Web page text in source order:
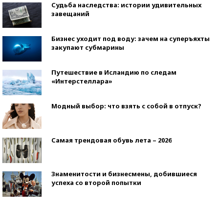
Судьба наследства: истории удивительных
завещаний
Бизнес уходит под воду: зачем на суперъяхты
закупают субмарины
Путешествие в Исландию по следам
«Интерстеллара»
Модный выбор: что взять с собой в отпуск?
Самая трендовая обувь лета – 2026
Знаменитости и бизнесмены, добившиеся
успеха со второй попытки